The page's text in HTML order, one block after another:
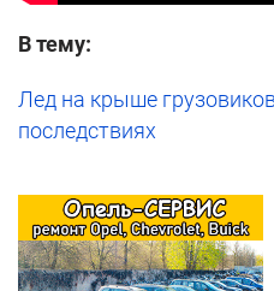
В тему:
Лед на крыше
последствиях